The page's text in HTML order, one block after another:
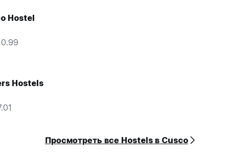
Hostel
Hostels
Просмотреть все Hostels в Cusco